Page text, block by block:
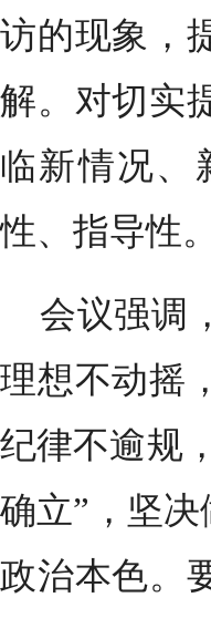
访的现象，
解。对切实
临新情况、
性、指导性。
会议强调
理想不动摇
纪律不逾规
确立”，坚
政治本色。